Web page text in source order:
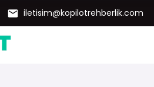
iletisim@kopilotrehberlik.com